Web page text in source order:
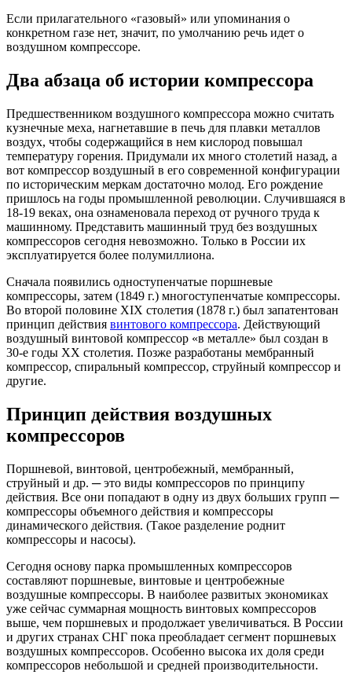
Если прилагательного «газовый» или упоминания о
конкретном газе нет, значит, по умолчанию речь идет о
воздушном компрессоре.
Два абзаца об истории компрессора
Предшественником воздушного компрессора можно считать
кузнечные меха, нагнетавшие в печь для плавки металлов
воздух, чтобы содержащийся в нем кислород повышал
температуру горения. Придумали их много столетий назад, а
вот компрессор воздушный в его современной конфигурации
по историческим меркам достаточно молод. Его рождение
пришлось на годы промышленной революции. Случившаяся в
18-19 веках, она ознаменовала переход от ручного труда к
машинному. Представить машинный труд без воздушных
компрессоров сегодня невозможно. Только в России их
эксплуатируется более полумиллиона.
Сначала появились одноступенчатые поршневые
компрессоры, затем (1849 г.) многоступенчатые компрессоры.
Во второй половине XIX столетия (1878 г.) был запатентован
принцип действия винтового компрессора. Действующий
воздушный винтовой компрессор «в металле» был создан в
30-е годы XX столетия. Позже разработаны мембранный
компрессор, спиральный компрессор, струйный компрессор и
другие.
Принцип действия воздушных
компрессоров
Поршневой, винтовой, центробежный, мембранный,
струйный и др. ─ это виды компрессоров по принципу
действия. Все они попадают в одну из двух больших групп ─
компрессоры объемного действия и компрессоры
динамического действия. (Такое разделение роднит
компрессоры и насосы).
Сегодня основу парка промышленных компрессоров
составляют поршневые, винтовые и центробежные
воздушные компрессоры. В наиболее развитых экономиках
уже сейчас суммарная мощность винтовых компрессоров
выше, чем поршневых и продолжает увеличиваться. В России
и других странах СНГ пока преобладает сегмент поршневых
воздушных компрессоров. Особенно высока их доля среди
компрессоров небольшой и средней производительности.